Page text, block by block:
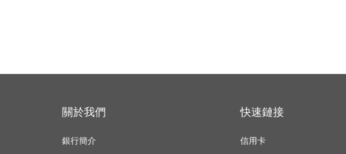
關於我們
銀行簡介
快速鏈接
信用卡